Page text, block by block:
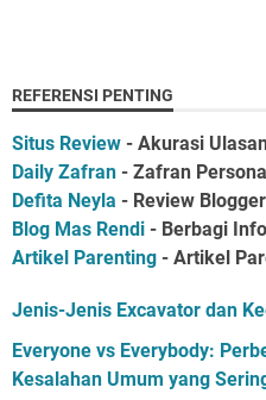
REFERENSI PENTING
Situs Review - Akurasi
Daily Zafran - Zafran
Defita Neyla - Review Blogger
Blog Mas Rendi - Berbagi Info
Artikel Parenting - Artikel
Jenis-Jenis Excavator dan
Everyone vs Everybody:
Kesalahan Umum yang